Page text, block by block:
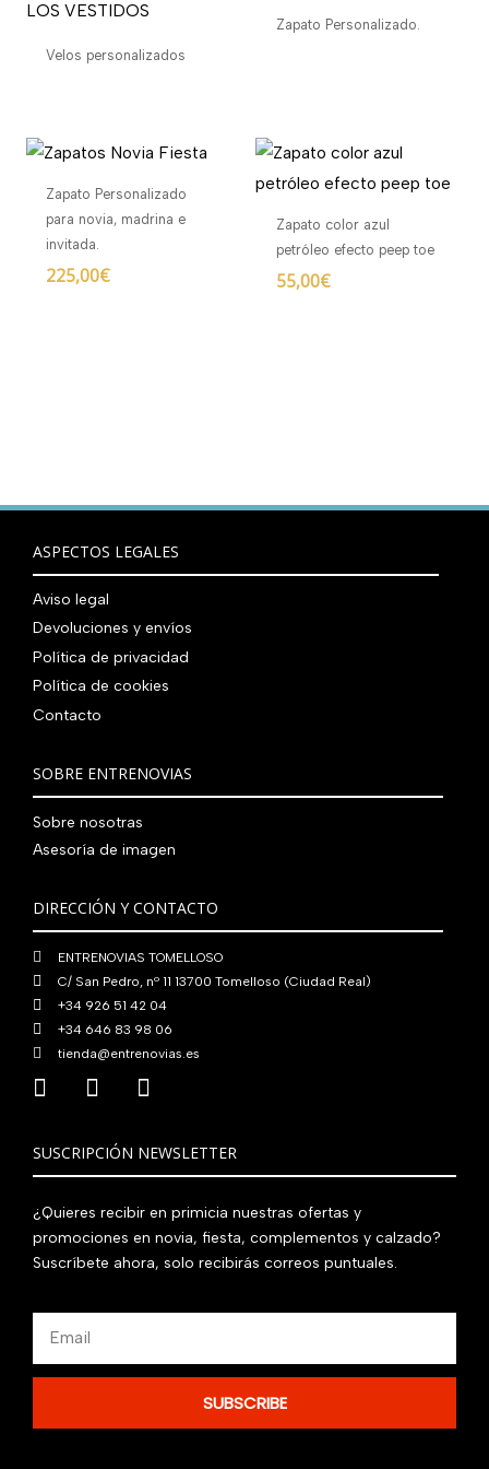
Velos personalizados
Zapato Personalizado.
Zapato Personalizado
para novia, madrina e
invitada.
225,00€
Zapato color azul
petróleo efecto peep toe
55,00€
ASPECTOS LEGALES
Aviso legal
Devoluciones y envíos
Política de privacidad
Política de cookies
Contacto
SOBRE ENTRENOVIAS
Sobre nosotras
Asesoría de imagen
DIRECCIÓN Y CONTACTO
ENTRENOVIAS TOMELLOSO
C/ San Pedro, nº 11 13700 Tomelloso (Ciudad Real)
+34 926 51 42 04
+34 646 83 98 06
tienda@entrenovias.es
SUSCRIPCIÓN NEWSLETTER
¿Quieres recibir en primicia nuestras ofertas y
promociones en novia, fiesta, complementos y calzado?
Suscríbete ahora, solo recibirás correos puntuales.
SUBSCRIBE